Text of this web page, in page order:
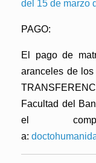
del 15 de marzo
PAGO:
El pago de
aranceles de
Facultad del
el
a: